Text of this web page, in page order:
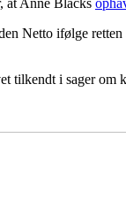
Netto ifølge
tilkendt i sager